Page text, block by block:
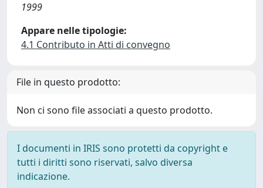
1999
Appare nelle tipologie:
4.1 Contributo in Atti di convegno
File in questo prodotto:
Non ci sono file associati a questo prodotto.
I documenti in IRIS sono protetti da copyright e
tutti i diritti sono riservati, salvo diversa
indicazione.